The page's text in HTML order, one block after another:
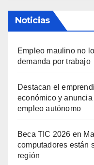
Noticias
Empleo maulino no
demanda por trabajo
Destacan el
económico y
empleo autónomo
Beca TIC 2026 en
computadores están
región